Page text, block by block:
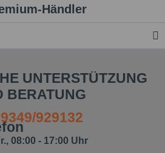
Händler
UNTERSTÜTZUNG
BERATUNG
929132
08:00 - 17:00 Uhr